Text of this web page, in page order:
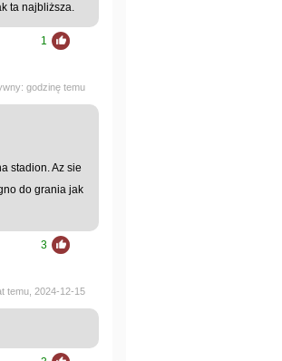
ta najbliższa.
1
godzinę temu
stadion. Az sie
do grania jak
3
temu, 2024-12-15